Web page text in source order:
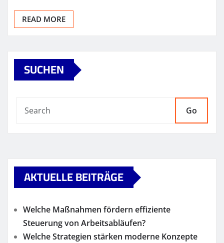
READ MORE
SUCHEN
Go
AKTUELLE BEITRÄGE
Welche Maßnahmen fördern effiziente
Steuerung von Arbeitsabläufen?
Welche Strategien stärken moderne Konzepte